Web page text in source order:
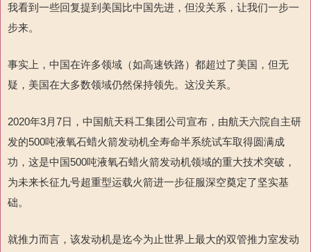
我看到一些回复提到美国比中国先进，但没关系，让我们一步一
步来。
事实上，中国在许多领域（如高速铁路）都超过了美国，但无
疑，美国在大多数领域仍然保持领先。这没关系。
2020年3月7日，中国航天科工集团公司宣布，由航天六院自主研
发的500吨液氧石蜡火箭发动机全寿命半系统试车取得圆满成
功，这是中国500吨液氧石蜡火箭发动机领域的重大技术突破，
为未来长征九号超重型运载火箭进一步征服深空奠定了坚实基
础。
就推力而言，该发动机是迄今为止世界上最大的双管推力室发动